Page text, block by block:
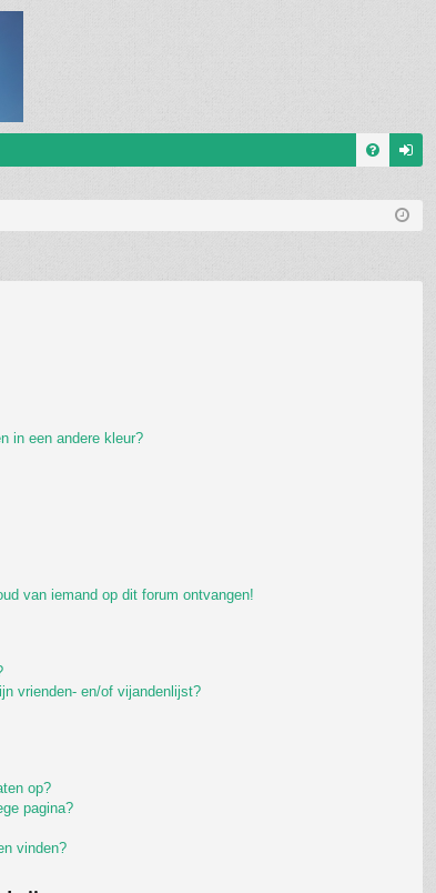
m
de
in een andere kleur?
van iemand op dit forum ontvangen!
vrienden- en/of vijandenlijst?
op?
pagina?
vinden?